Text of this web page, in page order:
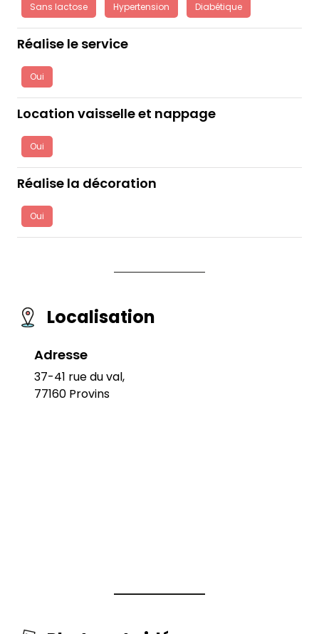
Sans lactose Hypertension Diabétique
Réalise le service
Oui
Location vaisselle et nappage
Oui
Réalise la décoration
Oui
Localisation
Adresse
37-41 rue du val,
77160 Provins